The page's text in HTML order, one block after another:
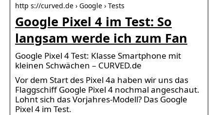
http s://curved.de › Google › Tests
Google Pixel 4 im Test: So
langsam werde ich zum Fan
Google Pixel 4 Test: Klasse Smartphone mit
kleinen Schwächen – CURVED.de
Vor dem Start des Pixel 4a haben wir uns das
Flaggschiff Google Pixel 4 nochmal angeschaut.
Lohnt sich das Vorjahres-Modell? Das Google
Pixel 4 im Test.